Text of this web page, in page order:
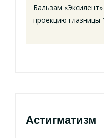
Бальзам
проекцию глазницы
Астигматизм